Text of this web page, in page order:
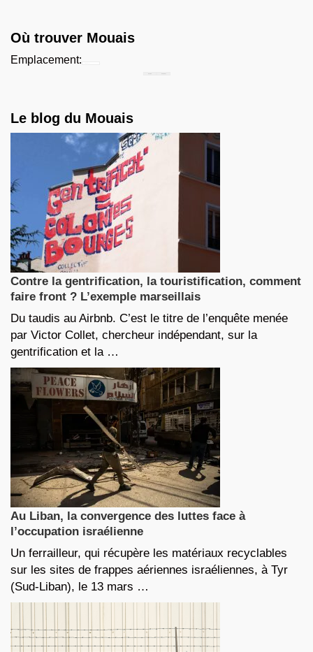
Où trouver Mouais
Emplacement:
Le blog du Mouais
Contre la gentrification, la touristification, comment
faire front ? L’exemple marseillais
Du taudis au Airbnb. C’est le titre de l’enquête menée
par Victor Collet, chercheur indépendant, sur la
gentrification et la …
Au Liban, la convergence des luttes face à
l’occupation israélienne
Un ferrailleur, qui récupère les matériaux recyclables
sur les sites de frappes aériennes israéliennes, à Tyr
(Sud-Liban), le 13 mars …